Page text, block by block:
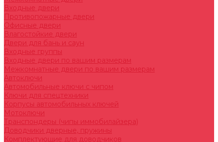
Входные двери
Противопожарные двери
Офисные двери
Влагостойкие двери
Двери для бань и саун
Входные группы
Входные двери по вашим размерам
Межкомнатные двери по вашим размерам
Автоключи
Автомобильные ключи с чипом
Ключи для спецтехники
Корпусы автомобильных ключей
Мотоключи
Транспондеры (чипы иммобилайзера)
Доводчики дверные, пружины
Комплектующие для доводчиков